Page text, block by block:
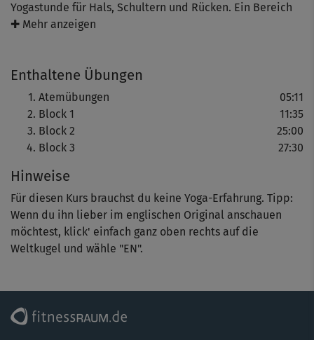
Yogastunde für Hals, Schultern und Rücken​. Ein Bereich
unseres Körpers, der vielen von uns Schmerzen bereitet,
Atemübungen, gefolgt von achtsamen Dehnen und sanfte
Twists. Fließend kommst du in stärkende Asanas, die du
vielleicht länger als gewohnt hältst und so angestauten
Emotionen die Chance gibt, sich zu lösen.
✚ Mehr anzeigen
Enthaltene Übungen
Atemübungen
05:11
Block 1
11:35
Block 2
25:00
Block 3
27:30
Hinweise
Für diesen Kurs brauchst du keine Yoga-Erfahrung. Tipp:
Wenn du ihn lieber im englischen Original anschauen
möchtest, klick' einfach ganz oben rechts auf die
Weltkugel und wähle "EN".